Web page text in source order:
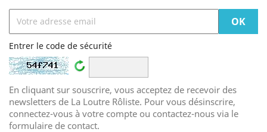
Entrer le code de sécurité
En cliquant sur souscrire, vous acceptez de recevoir des
newsletters de La Loutre Rôliste. Pour vous désinscrire,
connectez-vous à votre compte ou contactez-nous via le
formulaire de contact.